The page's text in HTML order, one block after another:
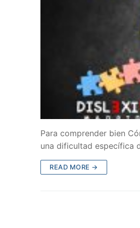
Para comprender bien
una dificultad específica
READ MORE →